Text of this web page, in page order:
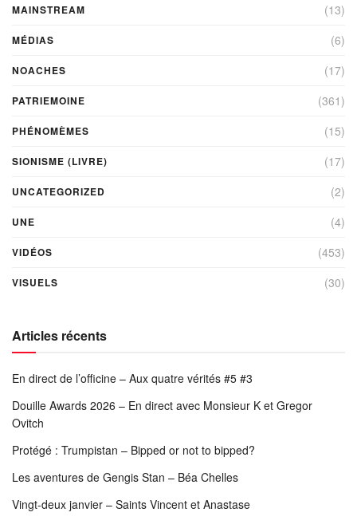
MAINSTREAM (13)
MÉDIAS (6)
NOACHES (17)
PATRIEMOINE (361)
PHÉNOMÈMES (15)
SIONISME (LIVRE) (17)
UNCATEGORIZED (2)
UNE (4)
VIDÉOS (453)
VISUELS (30)
Articles récents
En direct de l’officine – Aux quatre vérités #5 #3
Douille Awards 2026 – En direct avec Monsieur K et Gregor
Ovitch
Protégé : Trumpistan – Bipped or not to bipped?
Les aventures de Gengis Stan – Béa Chelles
Vingt-deux janvier – Saints Vincent et Anastase